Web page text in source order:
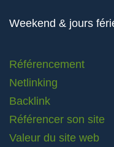
Weekend & jours
Référencement
Netlinking
Backlink
Référencer son site
Valeur du site web